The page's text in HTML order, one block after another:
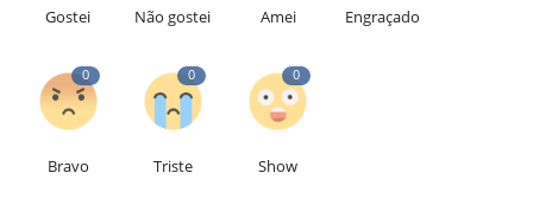
Gostei Não gostei Amei Engraçado
0
Bravo
0
Triste
0
Show